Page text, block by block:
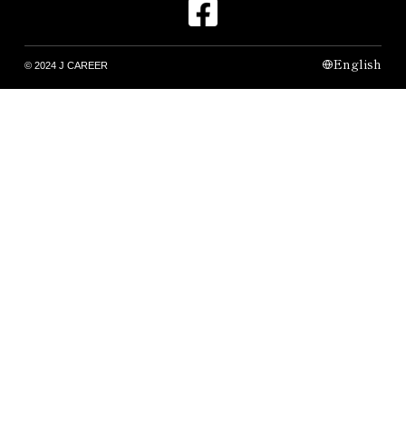
English
© 2024 J CAREER